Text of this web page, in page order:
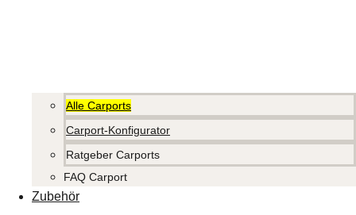
Alle Carports
Carport-Konfigurator
Ratgeber Carports
FAQ Carport
Zubehör